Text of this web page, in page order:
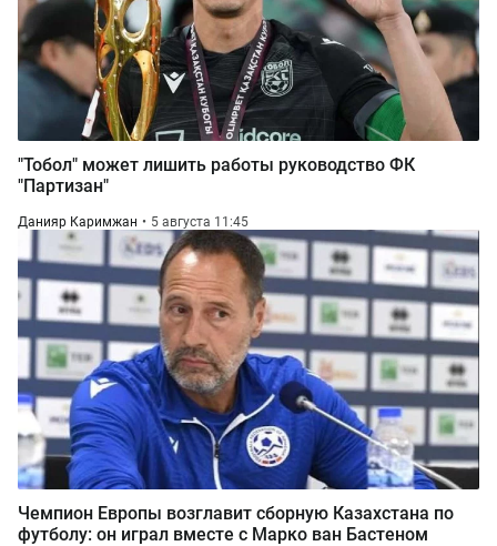
"Тобол" может лишить работы руководство ФК
"Партизан"
Данияр Каримжан 5 августа 11:45
Чемпион Европы возглавит сборную Казахстана по
футболу: он играл вместе с Марко ван Бастеном